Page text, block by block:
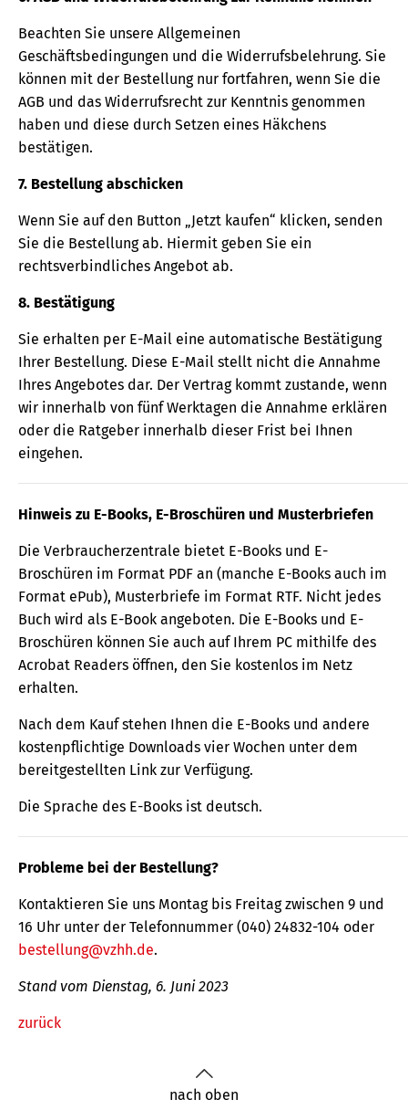
Beachten Sie unsere Allgemeinen
Geschäftsbedingungen und die Widerrufsbelehrung. Sie
können mit der Bestellung nur fortfahren, wenn Sie die
AGB und das Widerrufsrecht zur Kenntnis genommen
haben und diese durch Setzen eines Häkchens
bestätigen.
7. Bestellung abschicken
Wenn Sie auf den Button „Jetzt kaufen“ klicken, senden
Sie die Bestellung ab. Hiermit geben Sie ein
rechtsverbindliches Angebot ab.
8. Bestätigung
Sie erhalten per E-Mail eine automatische Bestätigung
Ihrer Bestellung. Diese E-Mail stellt nicht die Annahme
Ihres Angebotes dar. Der Vertrag kommt zustande, wenn
wir innerhalb von fünf Werktagen die Annahme erklären
oder die Ratgeber innerhalb dieser Frist bei Ihnen
eingehen.
Hinweis zu E-Books, E-Broschüren und Musterbriefen
Die Verbraucherzentrale bietet E-Books und E-
Broschüren im Format PDF an (manche E-Books auch im
Format ePub), Musterbriefe im Format RTF. Nicht jedes
Buch wird als E-Book angeboten. Die E-Books und E-
Broschüren können Sie auch auf Ihrem PC mithilfe des
Acrobat Readers öffnen, den Sie kostenlos im Netz
erhalten.
Nach dem Kauf stehen Ihnen die E-Books und andere
kostenpflichtige Downloads vier Wochen unter dem
bereitgestellten Link zur Verfügung.
Die Sprache des E-Books ist deutsch.
Probleme bei der Bestellung?
Kontaktieren Sie uns Montag bis Freitag zwischen 9 und
16 Uhr unter der Telefonnummer (040) 24832-104 oder
bestellung@vzhh.de.
Stand vom Dienstag, 6. Juni 2023
zurück
nach oben